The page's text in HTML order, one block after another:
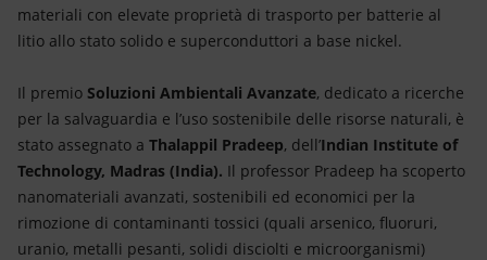
materiali con elevate proprietà di trasporto per batterie al
litio allo stato solido e superconduttori a base nickel.
Il premio Soluzioni Ambientali Avanzate, dedicato a ricerche
per la salvaguardia e l’uso sostenibile delle risorse naturali, è
stato assegnato a Thalappil Pradeep, dell’Indian Institute of
Technology, Madras (India). Il professor Pradeep ha scoperto
nanomateriali avanzati, sostenibili ed economici per la
rimozione di contaminanti tossici (quali arsenico, fluoruri,
uranio, metalli pesanti, solidi disciolti e microorganismi)